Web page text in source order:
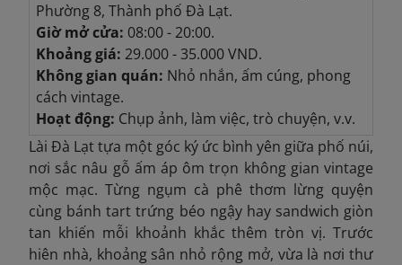
Phường 8, Thành phố Đà Lạt.
Giờ mở cửa: 08:00 - 20:00.
Khoảng giá: 29.000 - 35.000 VND.
Không gian quán: Nhỏ nhắn, ấm cúng, phong
cách vintage.
Hoạt động: Chụp ảnh, làm việc, trò chuyện, v.v.
Lài Đà Lạt tựa một góc ký ức bình yên giữa phố núi,
nơi sắc nâu gỗ ấm áp ôm trọn không gian vintage
mộc mạc. Từng ngụm cà phê thơm lừng quyện
cùng bánh tart trứng béo ngậy hay sandwich giòn
tan khiến mỗi khoảnh khắc thêm tròn vị. Trước
hiên nhà, khoảng sân nhỏ rộng mở, vừa là nơi thư